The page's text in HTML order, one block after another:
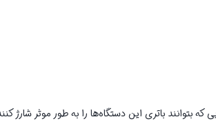
که بتوانند باتری این دستگاه‌‌ها را به طور موثر شارژ